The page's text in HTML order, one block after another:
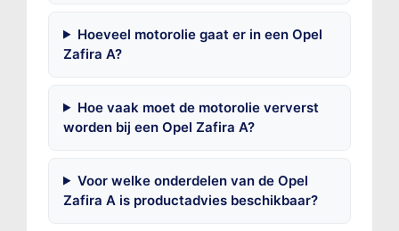
Hoeveel motorolie gaat er in een Opel
Zafira A?
Hoe vaak moet de motorolie ververst
worden bij een Opel Zafira A?
Voor welke onderdelen van de Opel
Zafira A is productadvies beschikbaar?